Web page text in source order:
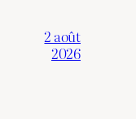
2 août
2026